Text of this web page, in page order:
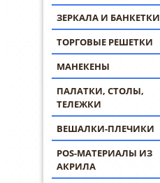
ЗЕРКАЛА И БАНКЕТКИ
ТОРГОВЫЕ РЕШЕТКИ
МАНЕКЕНЫ
ПАЛАТКИ, СТОЛЫ,
ТЕЛЕЖКИ
ВЕШАЛКИ-ПЛЕЧИКИ
POS-МАТЕРИАЛЫ ИЗ
АКРИЛА